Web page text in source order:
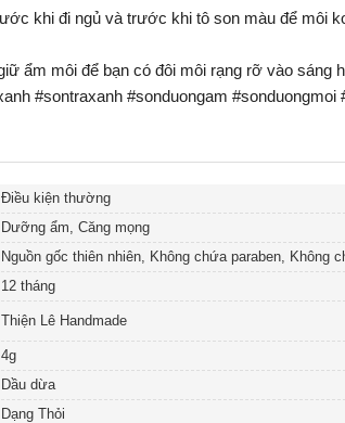
khi đi ngủ và trước khi tô son màu để môi
ẩm môi để bạn có đôi môi rạng rỡ vào sáng
#sontraxanh #sonduongam #sonduongmoi
Điều kiện thường
Dưỡng ẩm, Căng mọng
Nguồn gốc thiên nhiên, Không chứa paraben, Không
12 tháng
Thiện Lê Handmade
4g
Dầu dừa
Dạng Thỏi